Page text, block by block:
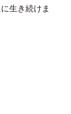
生き続けま